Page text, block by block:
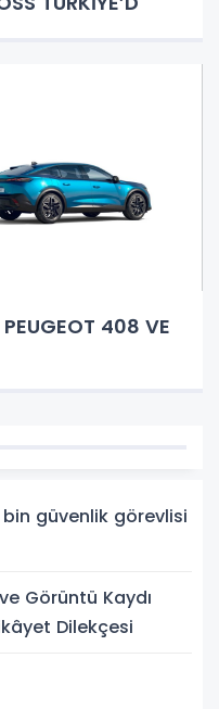
408 VE
güvenlik görevlisi
Görüntü Kaydı
Dilekçesi